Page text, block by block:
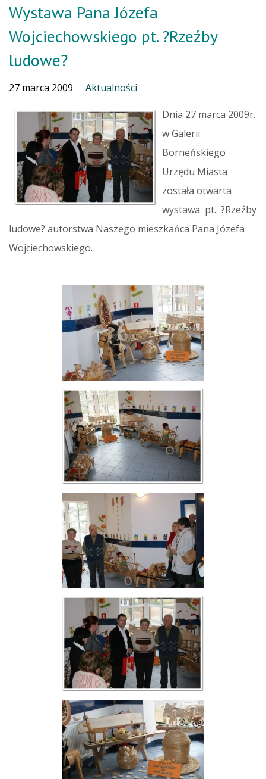
Wystawa Pana Józefa
Wojciechowskiego pt. ?Rzeźby
ludowe?
27 marca 2009 Aktualności
Dnia 27 marca 2009r.
w Galerii
Borneńskiego
Urzędu Miasta
została otwarta
wystawa pt. ?Rzeźby
ludowe? autorstwa Naszego mieszkańca Pana Józefa
Wojciechowskiego.